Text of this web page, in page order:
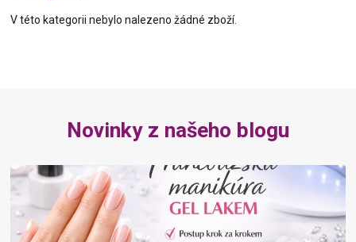
V této kategorii nebylo nalezeno žádné zboží.
Novinky z našeho blogu